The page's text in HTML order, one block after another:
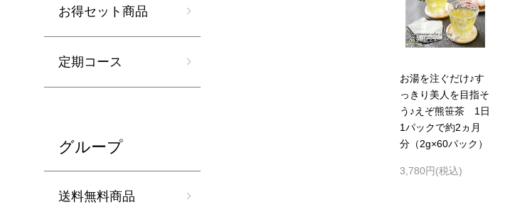
お湯を注ぐだけ♪す
っきり美人を目指そ
う♪えぞ熊笹茶 1日
1パックで約2ヵ月
分（2g×60パック）
3,780円(税込)
お得セット商品
定期コース
グループ
送料無料商品